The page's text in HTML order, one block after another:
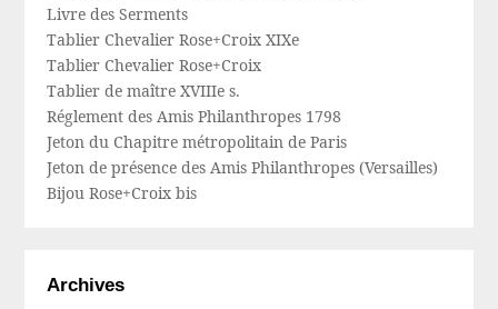
Livre des Serments
Tablier Chevalier Rose+Croix XIXe
Tablier Chevalier Rose+Croix
Tablier de maître XVIIIe s.
Réglement des Amis Philanthropes 1798
Jeton du Chapitre métropolitain de Paris
Jeton de présence des Amis Philanthropes (Versailles)
Bijou Rose+Croix bis
Archives